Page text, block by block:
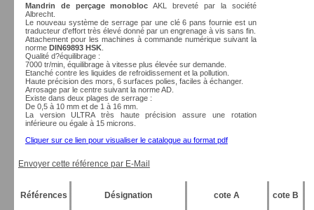
Mandrin de perçage monobloc AKL breveté par la société
Albrecht.
Le nouveau système de serrage par une clé 6 pans fournie est un
traducteur d'effort très élevé donné par un engrenage à vis sans fin.
Attachement pour les machines à commande numérique suivant la
norme DIN69893 HSK.
Qualité d?équilibrage :
7000 tr/min, équilibrage à vitesse plus élevée sur demande.
Etanché contre les liquides de refroidissement et la pollution.
Haute précision des mors, 6 surfaces polies, faciles à échanger.
Arrosage par le centre suivant la norme AD.
Existe dans deux plages de serrage :
De 0,5 à 10 mm et de 1 à 16 mm.
La version ULTRA très haute précision assure une rotation
inférieure ou égale à 15 microns.
Cliquer sur ce lien pour visualiser le catalogue au format pdf
Envoyer cette référence par E-Mail
Références Désignation cote A cote B